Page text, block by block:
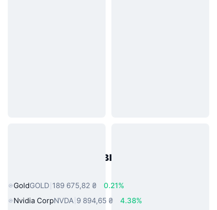
Популярні активи реального
GoldGOLD 189 675,82 ₴
0.21%
Nvidia CorpNVDA 9 894,65 ₴
4.38%